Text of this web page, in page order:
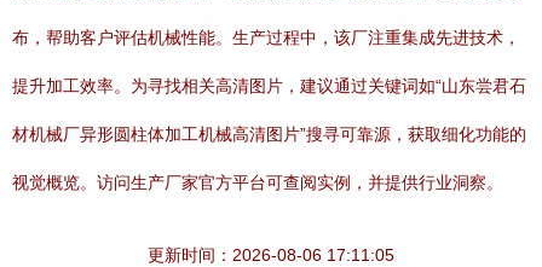
布，帮助客户评估机械性能。生产过程中，该厂注重集成先进技术，
提升加工效率。为寻找相关高清图片，建议通过关键词如“山东尝君石
材机械厂异形圆柱体加工机械高清图片”搜寻可靠源，获取细化功能的
视觉概览。访问生产厂家官方平台可查阅实例，并提供行业洞察。
更新时间：2026-08-06 17:11:05